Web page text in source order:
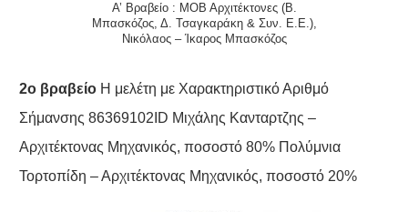
A’ Βραβείο : ΜΟΒ Αρχιτέκτονες (Β.
Μπασκόζος, Δ. Τσαγκαράκη & Συν. Ε.Ε.),
Νικόλαος – Ίκαρος Μπασκόζος
2ο βραβείοΗ μελέτη με Χαρακτηριστικό Αριθμό
Σήμανσης 86369102ID Μιχάλης Κανταρτζης –
Αρχιτέκτονας Μηχανικός, ποσοστό 80% Πολύμνια
Τορτοπίδη – Αρχιτέκτονας Μηχανικός, ποσοστό 20%